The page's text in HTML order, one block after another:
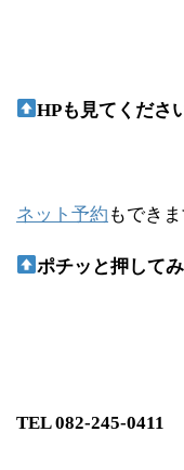
HPも見てくださ
ネット予約 もできま
ポチッと押して
TEL 082-245-0411